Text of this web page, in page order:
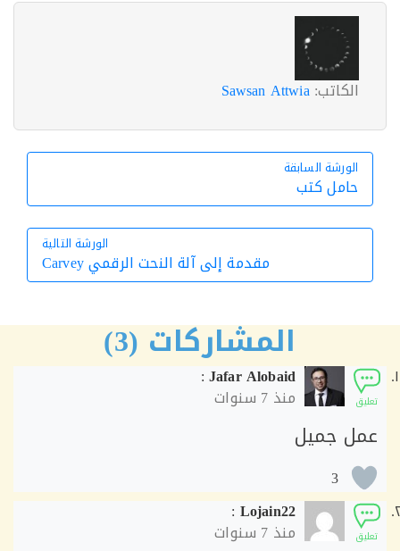
الكاتب:Sawsan Attwia
الورشة السابقة
الورشة السابقة
حامل كتب
الورشة التالية
الورشة
مقدمة إلى آلة النحت الرقمي Carvey
المشاركات (3)
Jafar Alobaid
:
منذ7 سنوات
جميل
3
Lojain22
:
منذ